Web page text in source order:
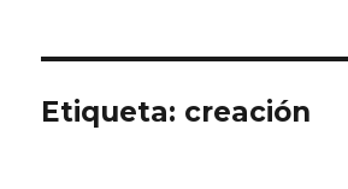
Etiqueta: creación